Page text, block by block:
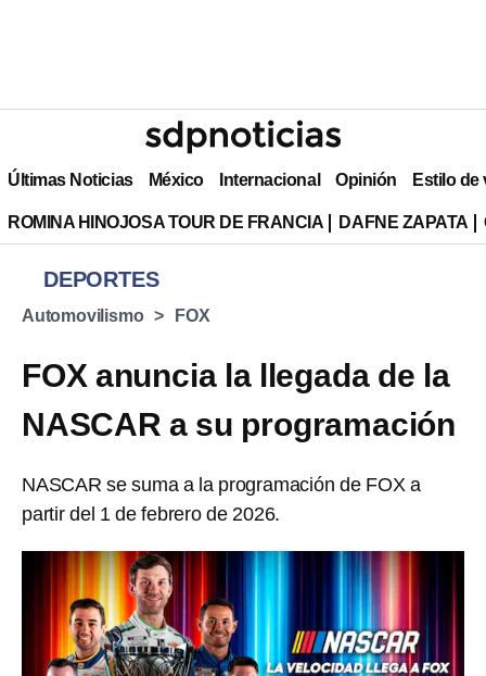
Últimas Noticias México Internacional Opinión Estilo de
ROMINA HINOJOSA TOUR DE FRANCIA DAFNE ZAPATA
DEPORTES
Automovilismo FOX
FOX anuncia la llegada de la
NASCAR a su programación
NASCAR se suma a la programación de FOX a
partir del 1 de febrero de 2026.